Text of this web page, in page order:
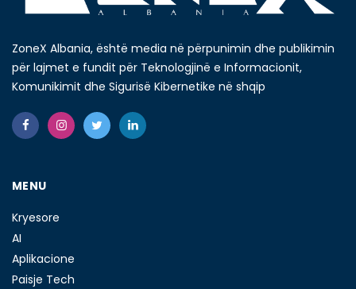
ZoneX Albania, është media në përpunimin dhe publikimin
për lajmet e fundit për Teknologjinë e Informacionit,
Komunikimit dhe Sigurisë Kibernetike në shqip
MENU
Kryesore
AI
Aplikacione
Paisje Tech